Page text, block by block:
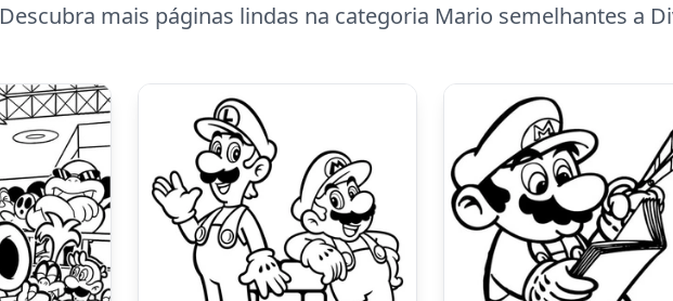
Descubra mais páginas lindas na categoria Mario semelhantes a